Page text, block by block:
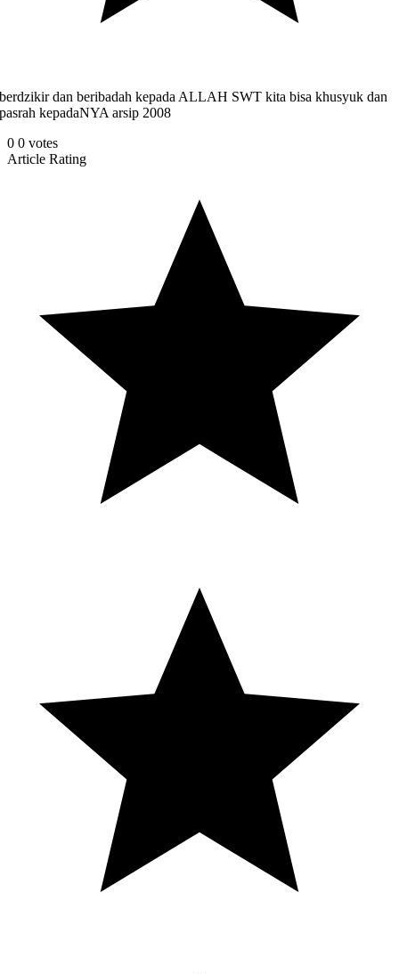
berdzikir dan beribadah kepada ALLAH SWT kita bisa khusyuk dan
pasrah kepadaNYA arsip 2008
0 0 votes
Article Rating